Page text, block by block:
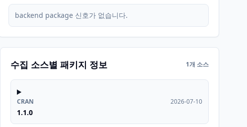
backend package 신호가 없습니다.
수집 소스별 패키지 정보 1개 소스
CRAN
1.1.0
2026-07-10